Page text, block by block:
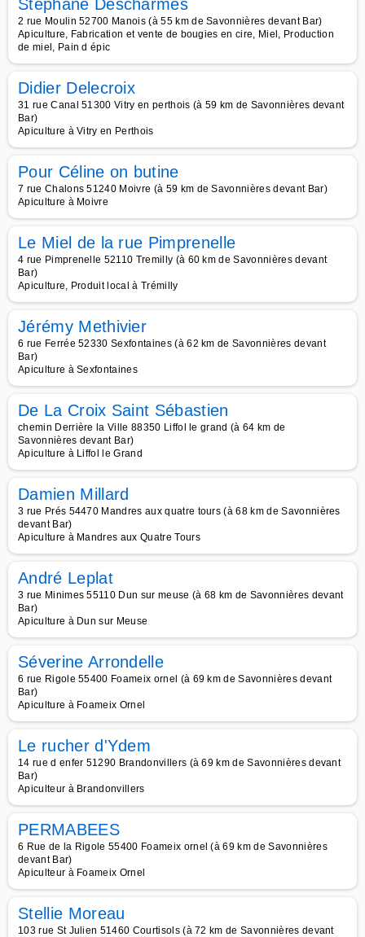
Stéphane Descharmes
2 rue Moulin 52700 Manois (à 55 km de Savonnières devant Bar)
Apiculture, Fabrication et vente de bougies en cire, Miel, Production
de miel, Pain d épic
Didier Delecroix
31 rue Canal 51300 Vitry en perthois (à 59 km de Savonnières devant
Bar)
Apiculture à Vitry en Perthois
Pour Céline on butine
7 rue Chalons 51240 Moivre (à 59 km de Savonnières devant Bar)
Apiculture à Moivre
Le Miel de la rue Pimprenelle
4 rue Pimprenelle 52110 Tremilly (à 60 km de Savonnières devant
Bar)
Apiculture, Produit local à Trémilly
Jérémy Methivier
6 rue Ferrée 52330 Sexfontaines (à 62 km de Savonnières devant
Bar)
Apiculture à Sexfontaines
De La Croix Saint Sébastien
chemin Derrière la Ville 88350 Liffol le grand (à 64 km de
Savonnières devant Bar)
Apiculture à Liffol le Grand
Damien Millard
3 rue Prés 54470 Mandres aux quatre tours (à 68 km de Savonnières
devant Bar)
Apiculture à Mandres aux Quatre Tours
André Leplat
3 rue Minimes 55110 Dun sur meuse (à 68 km de Savonnières devant
Bar)
Apiculture à Dun sur Meuse
Séverine Arrondelle
6 rue Rigole 55400 Foameix ornel (à 69 km de Savonnières devant
Bar)
Apiculture à Foameix Ornel
Le rucher d'Ydem
14 rue d enfer 51290 Brandonvillers (à 69 km de Savonnières devant
Bar)
Apiculteur à Brandonvillers
PERMABEES
6 Rue de la Rigole 55400 Foameix ornel (à 69 km de Savonnières
devant Bar)
Apiculteur à Foameix Ornel
Stellie Moreau
103 rue St Julien 51460 Courtisols (à 72 km de Savonnières devant